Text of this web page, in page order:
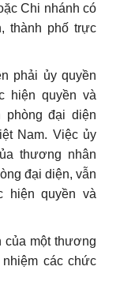
Chi nhánh có
thành phố trực
phải ủy quyền
hiện quyền và
đại diện
Nam. Việc ủy
thương nhân
đại diện, vẫn
hiện quyền và
của một thương
các chức